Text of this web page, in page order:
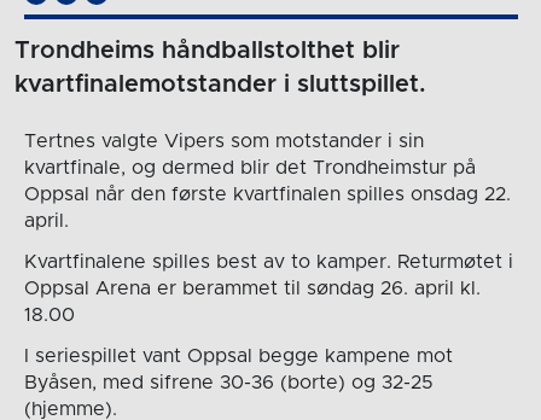
Trondheims håndballstolthet blir
kvartfinalemotstander i sluttspillet.
Tertnes valgte Vipers som motstander i sin
kvartfinale, og dermed blir det Trondheimstur på
Oppsal når den første kvartfinalen spilles onsdag 22.
april.
Kvartfinalene spilles best av to kamper. Returmøtet i
Oppsal Arena er berammet til søndag 26. april kl.
18.00
I seriespillet vant Oppsal begge kampene mot
Byåsen, med sifrene 30-36 (borte) og 32-25
(hjemme).